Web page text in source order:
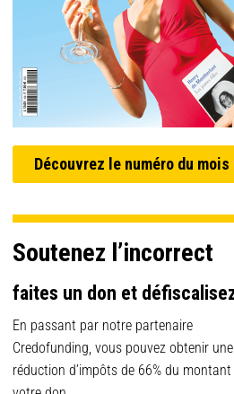
Découvrez le numéro du mois
Soutenez l’incorrect
faites un don et
En passant par notre partenaire
Credofunding, vous pouvez obtenir une
réduction d’impôts de 66% du montant